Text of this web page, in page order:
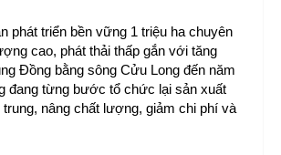
phát triển bền vững 1 triệu ha chuyên
cao, phát thải thấp gắn với tăng
Đồng bằng sông Cửu Long đến năm
đang từng bước tổ chức lại sản xuất
nâng chất lượng, giảm chi phí và